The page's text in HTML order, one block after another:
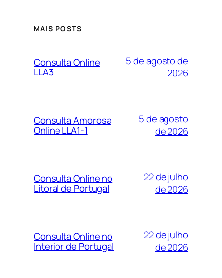
MAIS POSTS
Consulta Online
LLA3
5 de agosto de
2026
Consulta Amorosa
Online LLA1-1
5 de agosto
de 2026
Consulta Online no
Litoral de Portugal
22 de julho
de 2026
Consulta Online no
Interior de Portugal
22 de julho
de 2026